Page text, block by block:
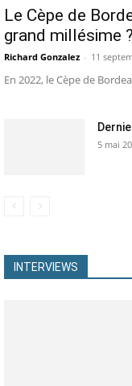
Le Cèpe de
grand millésime ?
Richard Gonzalez - 11
En 2022, le Cèpe de
5 mai
INTERVIEWS